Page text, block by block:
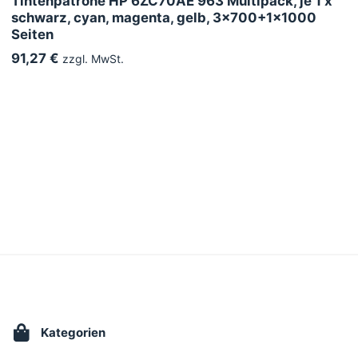
schwarz, cyan, magenta, gelb, 3x700+1x1000
Seiten
91,27 € zzgl. MwSt.
Kategorien